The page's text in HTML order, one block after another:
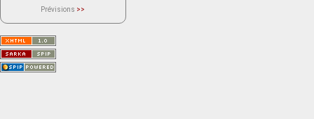
Prévisions >>
actuellement aucune prévision
Saint-Nom.
Veuillez consulter le message du
service ci-dessous.
(401 - Invalid API key. Please see
https://openweathermap.org/faq#error401